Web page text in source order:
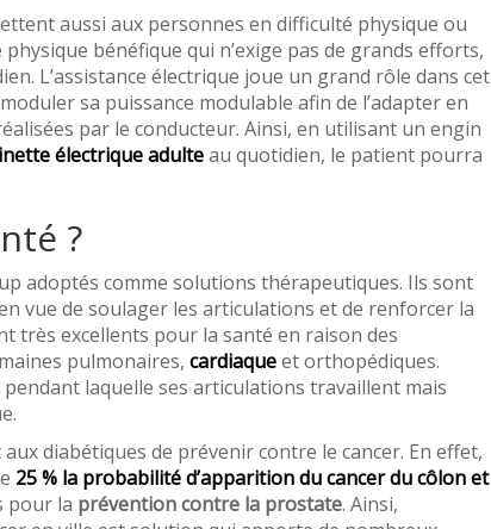
aussi aux personnes en difficulté physique ou
bénéfique qui n’exige pas de grands efforts,
L’assistance électrique joue un grand rôle dans cet
sa puissance modulable afin de l’adapter en
par le conducteur. Ainsi, en utilisant un engin
électrique adulteau quotidien, le patient pourra
?
adoptés comme solutions thérapeutiques. Ils sont
vue de soulager les articulations et de renforcer la
très excellents pour la santé en raison des
pulmonaires, cardiaqueet orthopédiques.
laquelle ses articulations travaillent mais
diabétiques de prévenir contre le cancer. En effet,
25 % la probabilité d’apparition du cancer du côlon et
pour la prévention contre la prostate. Ainsi,